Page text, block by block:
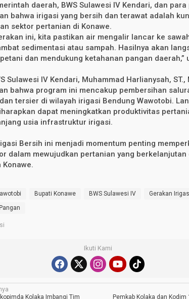
i
,
o
r
o
g
r
o
d
u
t
i
t
a
P
a
n
n
daerah, BWS Sulawesi IV Kendari, dan para
bahwa irigasi yang bersih dan terawat adalah
sektor pertanian di Konawe.
ini, kita pastikan air mengalir lancar ke
sedimentasi atau sampah. Hasilnya akan
dan mendukung ketahanan pangan daerah,”
Sulawesi IV Kendari, Muhammad Harlianysah, ST.,
bahwa program ini mencakup pembersihan
tersier di wilayah irigasi Bendung Wawotobi.
dapat meningkatkan produktivitas
usia infrastruktur irigasi.
Bersih ini menjadi momentum penting
dalam mewujudkan pertanian yang berkelanjutan
Konawe.
Bupati Konawe BWS Sulawesi IV
Gerakan
Ikuti Kami
Kolaka Imbangi Tim
Pemkab Kolaka dan Kodim